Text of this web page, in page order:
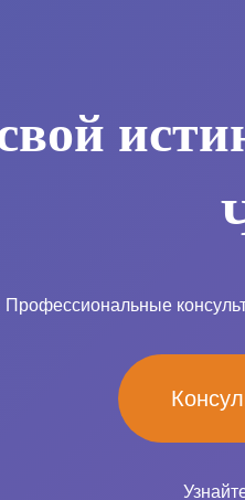
Профессиональные